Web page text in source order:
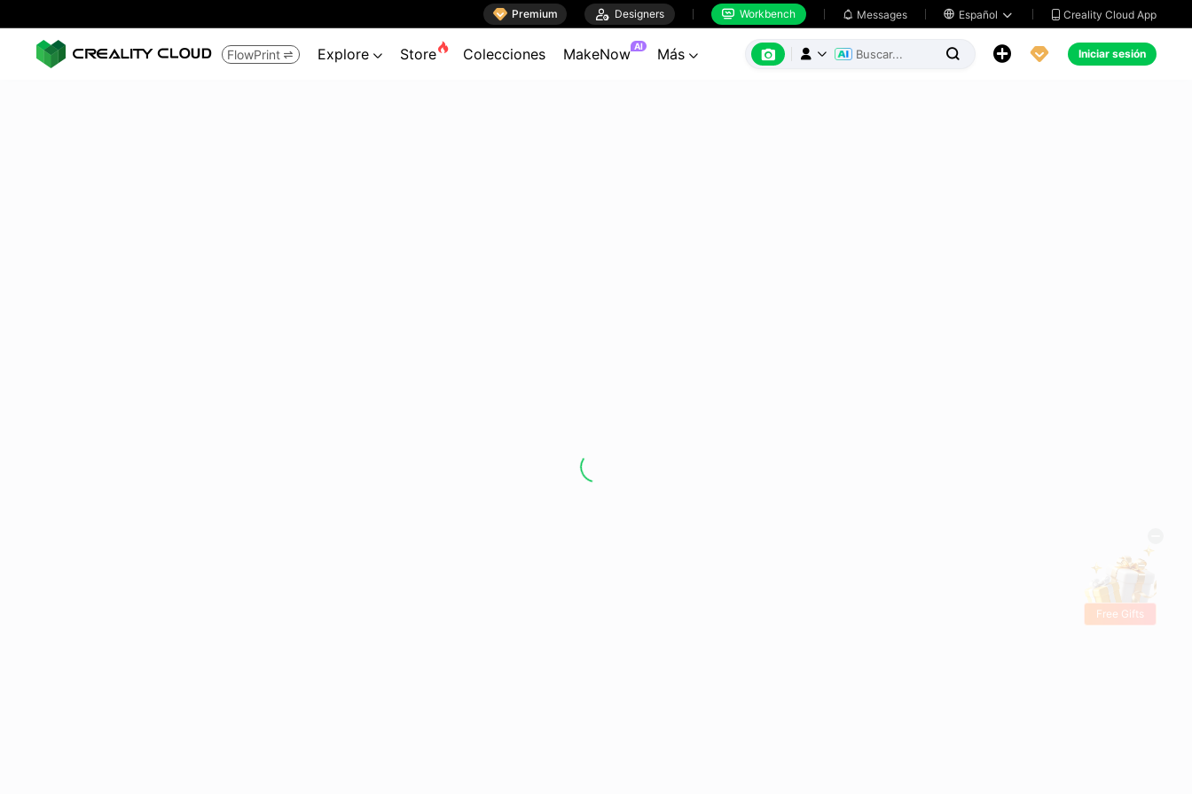
 Premium  Designers  Workbench  Messages  Español   Creality Cloud App
FlowPrint  Explore  Store Colecciones MakeNow AI Más        Iniciar sesión
Free Gifts